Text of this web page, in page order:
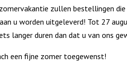
zullen bestellingen
u worden uitgeleverd! Tot 27
langer duren dan dat u van ons
een fijne zomer toegewenst!